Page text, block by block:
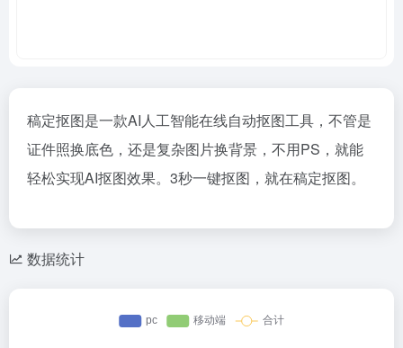
稿定抠图是一款AI人工智能在线自动抠图工具，不管是
证件照换底色，还是复杂图片换背景，不用PS，就能
轻松实现AI抠图效果。3秒一键抠图，就在稿定抠图。
数据统计